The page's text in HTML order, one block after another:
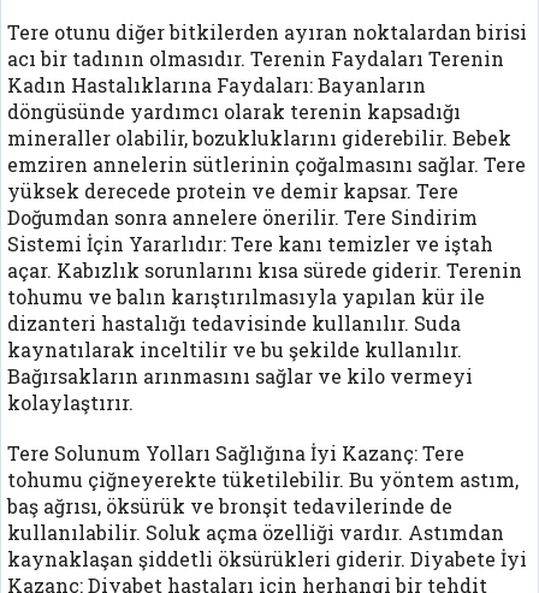
Tere otunu diğer bitkilerden ayıran noktalardan birisi
acı bir tadının olmasıdır. Terenin Faydaları Terenin
Kadın Hastalıklarına Faydaları: Bayanların
döngüsünde yardımcı olarak terenin kapsadığı
mineraller olabilir, bozukluklarını giderebilir. Bebek
emziren annelerin sütlerinin çoğalmasını sağlar. Tere
yüksek derecede protein ve demir kapsar. Tere
Doğumdan sonra annelere önerilir. Tere Sindirim
Sistemi İçin Yararlıdır: Tere kanı temizler ve iştah
açar. Kabızlık sorunlarını kısa sürede giderir. Terenin
tohumu ve balın karıştırılmasıyla yapılan kür ile
dizanteri hastalığı tedavisinde kullanılır. Suda
kaynatılarak inceltilir ve bu şekilde kullanılır.
Bağırsakların arınmasını sağlar ve kilo vermeyi
kolaylaştırır.
Tere Solunum Yolları Sağlığına İyi Kazanç: Tere
tohumu çiğneyerekte tüketilebilir. Bu yöntem astım,
baş ağrısı, öksürük ve bronşit tedavilerinde de
kullanılabilir. Soluk açma özelliği vardır. Astımdan
kaynaklaşan şiddetli öksürükleri giderir. Diyabete İyi
Kazanç: Diyabet hastaları için herhangi bir tehdit